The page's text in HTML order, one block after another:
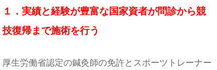
１．実績と経験が豊富な国家資者が問診から競
技復帰まで施術を行う
厚生労働省認定の鍼灸師の免許とスポーツトレーナー